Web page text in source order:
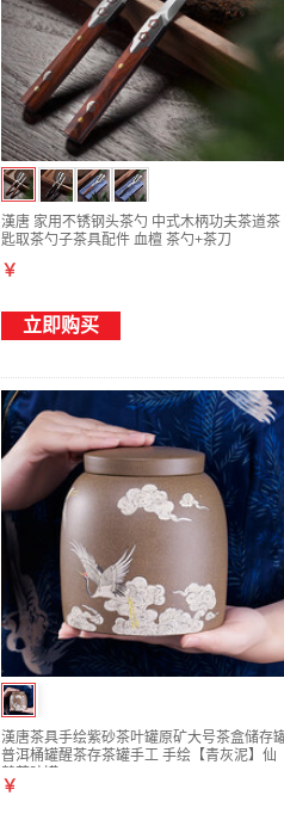
漢唐 家用不锈钢头茶勺 中式木柄功夫茶道茶
匙取茶勺子茶具配件 血檀 茶勺+茶刀
￥
立即购买
漢唐茶具手绘紫砂茶叶罐原矿大号茶盒储存
普洱桶罐醒茶存茶罐手工 手绘【青灰泥】仙
￥